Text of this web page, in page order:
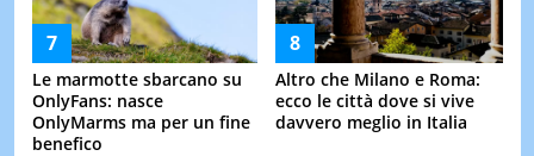
Le marmotte sbarcano su
OnlyFans: nasce
OnlyMarms ma per un fine
benefico
Altro che Milano e Roma:
ecco le città dove si vive
davvero meglio in Italia